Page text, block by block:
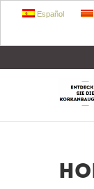
Español